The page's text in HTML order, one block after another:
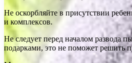
Не оскорбляйте в присутствии
и комплексов.
Не следует перед началом развода
подарками, это не поможет решить